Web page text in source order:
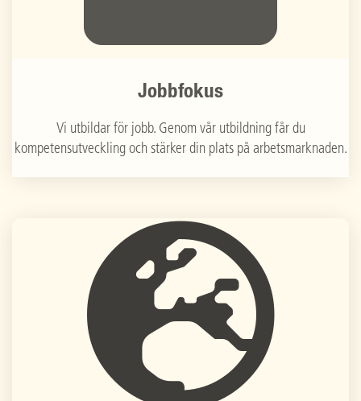
Jobbfokus
Vi utbildar för jobb. Genom vår utbildning får du
kompetensutveckling och stärker din plats på arbetsmarknaden.